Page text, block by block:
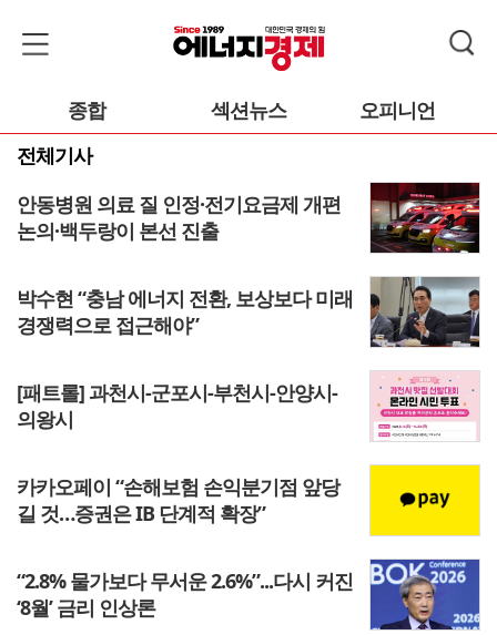
종합 섹션뉴스
오피니언
전체기사
안동병원 의료 질 인정·전기요금제 개편
논의·백두랑이 본선 진출
박수현 “충남 에너지 전환, 보상보다 미래
경쟁력으로 접근해야”
[패트롤] 과천시-군포시-부천시-안양시-
의왕시
카카오페이 “손해보험 손익분기점 앞당
길 것…증권은 IB 단계적 확장”
“2.8% 물가보다 무서운 2.6%”...다시 커진
‘8월’ 금리 인상론